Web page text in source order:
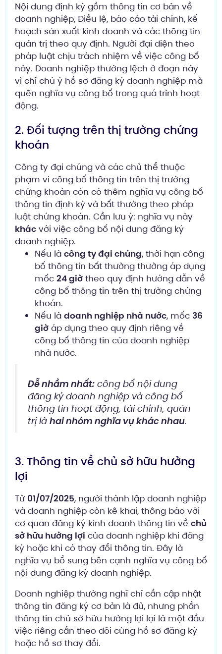
Nội dung định kỳ gồm thông tin cơ bản về
doanh nghiệp, Điều lệ, báo cáo tài chính, kế
hoạch sản xuất kinh doanh và các thông tin
quản trị theo quy định. Người đại diện theo
pháp luật chịu trách nhiệm về việc công bố
này. Doanh nghiệp thường lệch ở đoạn này
vì chỉ chú ý hồ sơ đăng ký doanh nghiệp mà
quên nghĩa vụ công bố trong quá trình hoạt
động.
2. Đối tượng trên thị trường chứng
khoán
Công ty đại chúng và các chủ thể thuộc
phạm vi công bố thông tin trên thị trường
chứng khoán còn có thêm nghĩa vụ công bố
thông tin định kỳ và bất thường theo pháp
luật chứng khoán. Cần lưu ý: nghĩa vụ này
khác với việc công bố nội dung đăng ký
doanh nghiệp.
Nếu là công ty đại chúng, thời hạn công
bố thông tin bất thường thường áp dụng
mốc 24 giờ theo quy định hướng dẫn về
công bố thông tin trên thị trường chứng
khoán.
Nếu là doanh nghiệp nhà nước, mốc 36
giờ áp dụng theo quy định riêng về
công bố thông tin của doanh nghiệp
nhà nước.
Dễ nhầm nhất:công bố nội dung
đăng ký doanh nghiệp và công bố
thông tin hoạt động, tài chính, quản
trị là hai nhóm nghĩa vụ khác nhau.
3. Thông tin về chủ sở hữu hưởng
lợi
Từ 01/07/2025, người thành lập doanh nghiệp
và doanh nghiệp còn kê khai, thông báo với
cơ quan đăng ký kinh doanh thông tin về chủ
sở hữu hưởng lợi của doanh nghiệp khi đăng
ký hoặc khi có thay đổi thông tin. Đây là
nghĩa vụ bổ sung bên cạnh nghĩa vụ công bố
nội dung đăng ký doanh nghiệp.
Doanh nghiệp thường nghĩ chỉ cần cập nhật
thông tin đăng ký cơ bản là đủ, nhưng phần
thông tin chủ sở hữu hưởng lợi lại là một đầu
việc riêng cần theo dõi cùng hồ sơ đăng ký
hoặc hồ sơ thay đổi.